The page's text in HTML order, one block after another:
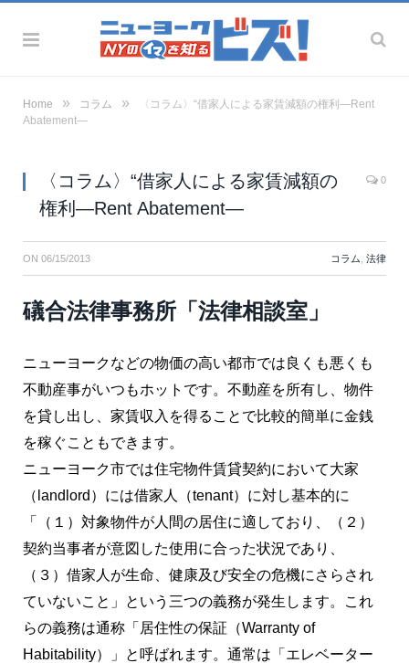
Home » コラム »
〈コラム〉“借家人による家賃減額の権利―Rent
Abatement―
〈コラム〉“借家人による家賃減額の
権利―Rent Abatement―
0
ON 06/15/2013 コラム 法律
礒合法律事務所「法律相談室」
ニューヨークなどの物価の高い都市では良くも悪くも
不動産事がいつもホットです。不動産を所有し、物件
を貸し出し、家賃収入を得ることで比較的簡単に金銭
を稼ぐこともできます。
ニューヨーク市では住宅物件賃貸契約において大家
（landlord）には借家人（tenant）に対し基本的に
「（１）対象物件が人間の居住に適しており、（２）
契約当事者が意図した使用に合った状況であり、
（３）借家人が生命、健康及び安全の危機にさらされ
ていないこと」という三つの義務が発生します。これ
らの義務は通称「居住性の保証（Warranty of
Habitability）」と呼ばれます。通常は「エレベーター